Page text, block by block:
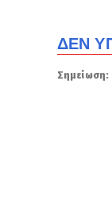
ΔΕΝ
Σημείωση: